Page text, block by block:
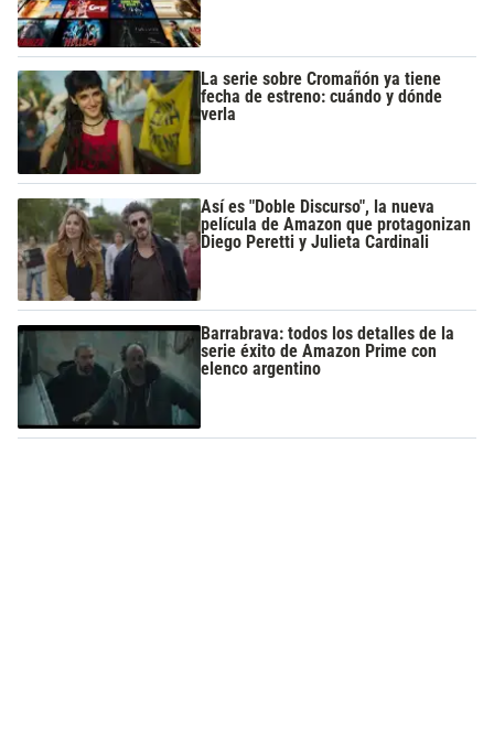
La serie sobre Cromañón ya tiene
fecha de estreno: cuándo y dónde
verla
Así es "Doble Discurso", la nueva
película de Amazon que protagonizan
Diego Peretti y Julieta Cardinali
Barrabrava: todos los detalles de la
serie éxito de Amazon Prime con
elenco argentino